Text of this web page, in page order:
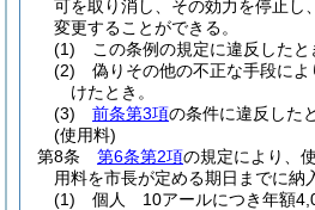
可を取り消し、その効力を停止し
変更することができる。
(1)
この条例の規定に違反したと
(2)
偽りその他の不正な手段によ
けたとき。
(3)
前条第3項の条件に違反した
(使用料)
第8条
第6条第2項の規定により、
用料を市長が定める期日までに納
(1)
個人 10アールにつき年額